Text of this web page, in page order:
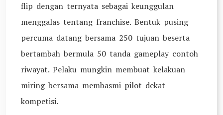
flip dengan ternyata sebagai keunggulan
menggalas tentang franchise. Bentuk pusing
percuma datang bersama 250 tujuan beserta
bertambah bermula 50 tanda gameplay contoh
riwayat. Pelaku mungkin membuat kelakuan
miring bersama membasmi pilot dekat
kompetisi.